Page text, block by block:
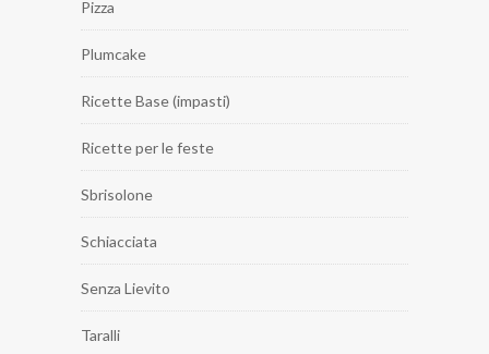
Pizza
Plumcake
Ricette Base (impasti)
Ricette per le feste
Sbrisolone
Schiacciata
Senza Lievito
Taralli